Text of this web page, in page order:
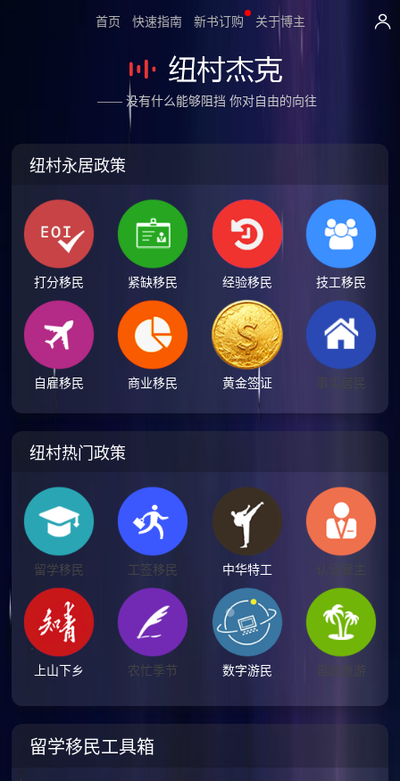
首页 快速指南 新书订购 关于博主
—— 没有什么能够阻挡 你对自由的向往
纽村永居政策
打分移民 紧缺移民 经验移民 技工移民
自雇移民 商业移民 黄金签证 事实居民
纽村热门政策
留学移民 工签移民 中华特工 认证雇主
上山下乡 农忙季节 数字游民 自助旅游
留学移民工具箱